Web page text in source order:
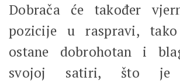
Dobrača će također
pozicije u raspravi,
ostane dobrohotan i
svojoj satiri, što je